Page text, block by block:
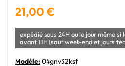
21,00 €
expédié sous 24H ou le jour même
avant 11H (sauf week-end et jours
Modèle:04gnv32ksf